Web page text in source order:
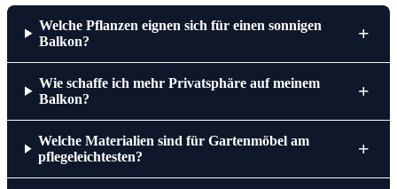
Welche Pflanzen eignen sich für einen sonnigen
Balkon?
+
Wie schaffe ich mehr Privatsphäre auf meinem
Balkon?
+
Welche Materialien sind für Gartenmöbel am
pflegeleichtesten?
+